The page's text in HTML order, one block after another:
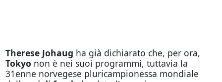
Therese Johaug ha già dichiarato che, per ora,
Tokyo non è nei suoi programmi, tuttavia la
31enne norvegese pluricampionessa mondiale